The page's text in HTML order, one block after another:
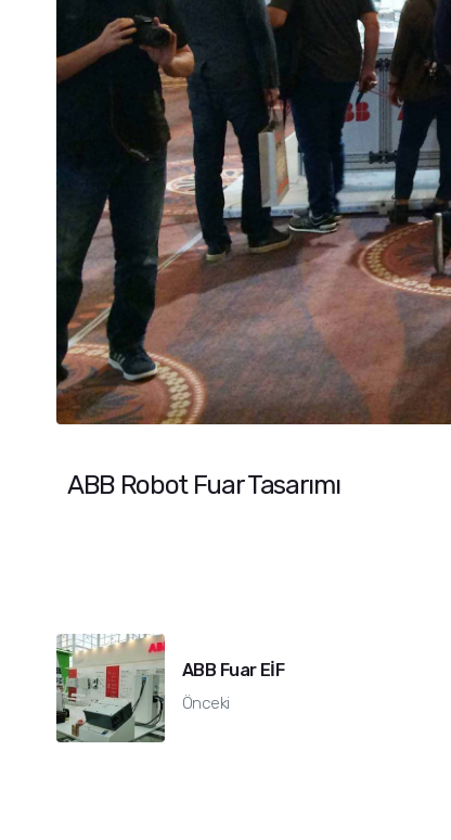
ABB Robot Fuar Tasarımı
ABB Fuar EİF
Önceki